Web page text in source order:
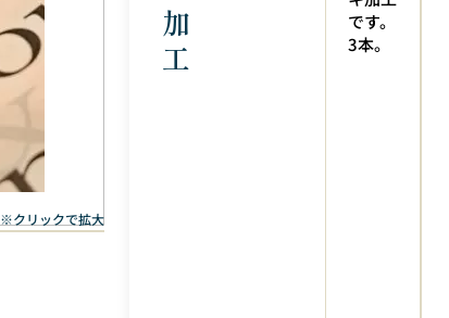
※クリックで拡大
加
工
です。
3本。